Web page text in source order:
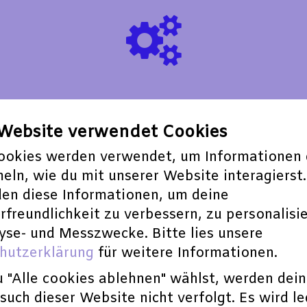
die Themen der aktuellen eXperimenta.
zu.
Kunst und Gesellschaft - wurde
Website verwendet Cookies
werden verwendet, um Informationen
wie du mit unserer Website
diese Informationen, um deine
zu verbessern, zu
und Messzwecke. Bitte lies unsere
für weitere Informationen.
"Alle cookies ablehnen" wählst, werden
dieser Website nicht verfolgt. Es wird